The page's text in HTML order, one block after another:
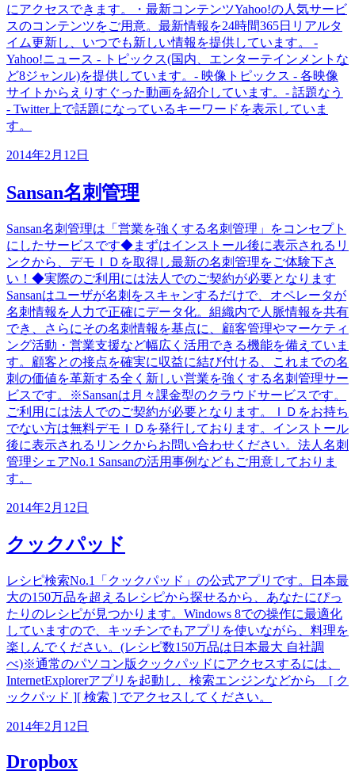
にアクセスできます。・最新コンテンツYahoo!の人気サービ
スのコンテンツをご用意。最新情報を24時間365日リアルタ
イム更新し、いつでも新しい情報を提供しています。 -
Yahoo!ニュース - トピックス(国内、エンターテインメントな
ど8ジャンル)を提供しています。- 映像トピックス - 各映像
サイトからえりすぐった動画を紹介しています。- 話題なう
- Twitter上で話題になっているキーワードを表示していま
す。
2014年2月12日
Sansan名刺管理
Sansan名刺管理は「営業を強くする名刺管理」をコンセプト
にしたサービスです◆まずはインストール後に表示されるリ
ンクから、デモＩＤを取得し最新の名刺管理をご体験下さ
い！◆実際のご利用には法人でのご契約が必要となります
Sansanはユーザが名刺をスキャンするだけで、オペレータが
名刺情報を人力で正確にデータ化。組織内で人脈情報を共有
でき、さらにその名刺情報を基点に、顧客管理やマーケティ
ング活動・営業支援など幅広く活用できる機能を備えていま
す。顧客との接点を確実に収益に結び付ける、これまでの名
刺の価値を革新する全く新しい営業を強くする名刺管理サー
ビスです。※Sansanは月々課金型のクラウドサービスです。
ご利用には法人でのご契約が必要となります。ＩＤをお持ち
でない方は無料デモＩＤを発行しております。インストール
後に表示されるリンクからお問い合わせください。法人名刺
管理シェアNo.1 Sansanの活用事例などもご用意しておりま
す。
2014年2月12日
クックパッド
レシピ検索No.1「クックパッド」の公式アプリです。日本最
大の150万品を超えるレシピから探せるから、あなたにぴっ
たりのレシピが見つかります。Windows 8での操作に最適化
していますので、キッチンでもアプリを使いながら、料理を
楽しんでください。(レシピ数150万品は日本最大 自社調
べ)※通常のパソコン版クックパッドにアクセスするには、
InternetExplorerアプリを起動し、検索エンジンなどから [ ク
ックパッド ][ 検索 ] でアクセスしてください。
2014年2月12日
Dropbox